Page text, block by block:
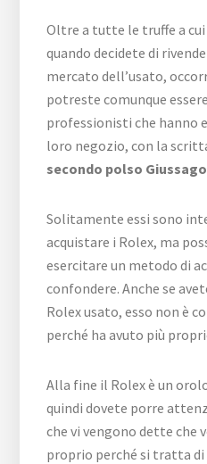
Oltre a tutte le truffe a
quando decidete di
mercato dell’usato,
potreste comunque
professionisti che hanno
loro negozio, con la
secondo polso Giussago
Solitamente essi sono
acquistare i Rolex, ma
esercitare un metodo di
confondere. Anche se
Rolex usato, esso non è
perché ha avuto più
Alla fine il Rolex è un
quindi dovete porre
che vi vengono dette che
proprio perché si tratta